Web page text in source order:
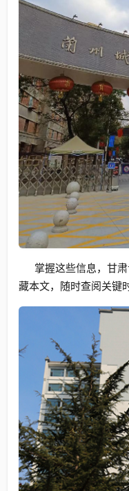
掌握这些信息，甘
藏本文，随时查阅关键